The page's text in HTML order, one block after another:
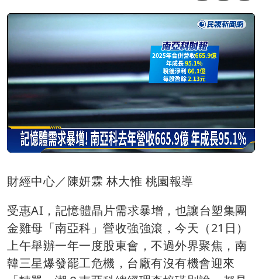
財經中心／陳妍霖 林大惟 桃園報導
受惠AI，記憶體晶片需求暴增，也讓台塑集團
金雞母「南亞科」營收強強滾，今天（21日）
上午舉辦一年一度股東會，不過外界聚焦，南
韓三星爆發罷工危機，台廠有沒有機會迎來